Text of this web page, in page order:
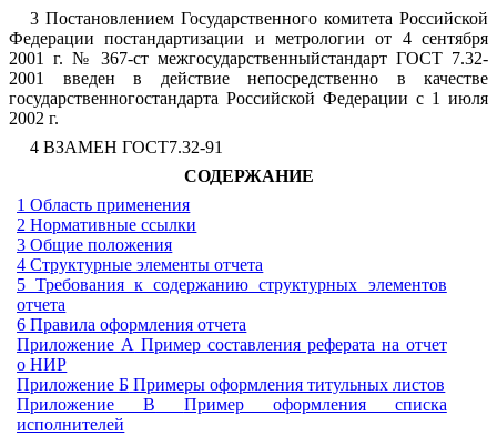
3 Постановлением Государственного комитета Российской
Федерации постандартизации и метрологии от 4 сентября
2001 г. № 367-ст межгосударственныйстандарт ГОСТ 7.32-
2001 введен в действие непосредственно в качестве
государственногостандарта Российской Федерации с 1 июля
2002 г.
4 ВЗАМЕН ГОСТ7.32-91
СОДЕРЖАНИЕ
1 Область применения
2 Нормативные ссылки
3 Общие положения
4 Структурные элементы отчета
5 Требования к содержанию структурных элементов
отчета
6 Правила оформления отчета
Приложение А Пример составления реферата на отчет
о НИР
Приложение Б Примеры оформления титульных листов
Приложение В
Пример оформления списка
исполнителей